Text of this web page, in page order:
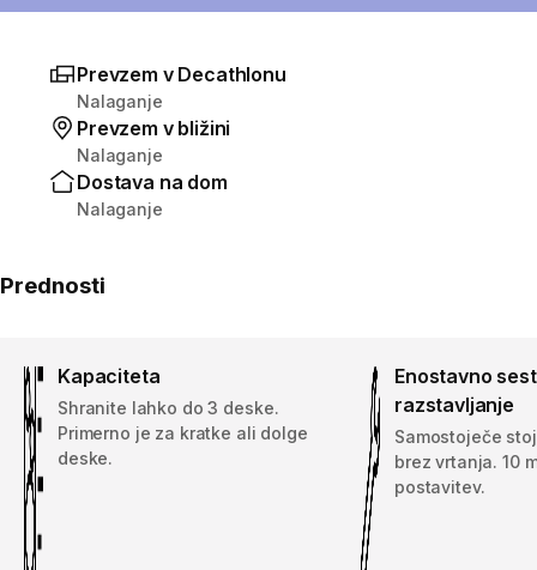
Prevzem v Decathlonu
Nalaganje
Prevzem v bližini
Nalaganje
Dostava na dom
Nalaganje
Prednosti
Kapaciteta
Shranite lahko do 3 deske.
Primerno je za kratke ali dolge
deske.
Enostavno
razstavljanje
Samostoječe
brez vrtanja. 10
postavitev.